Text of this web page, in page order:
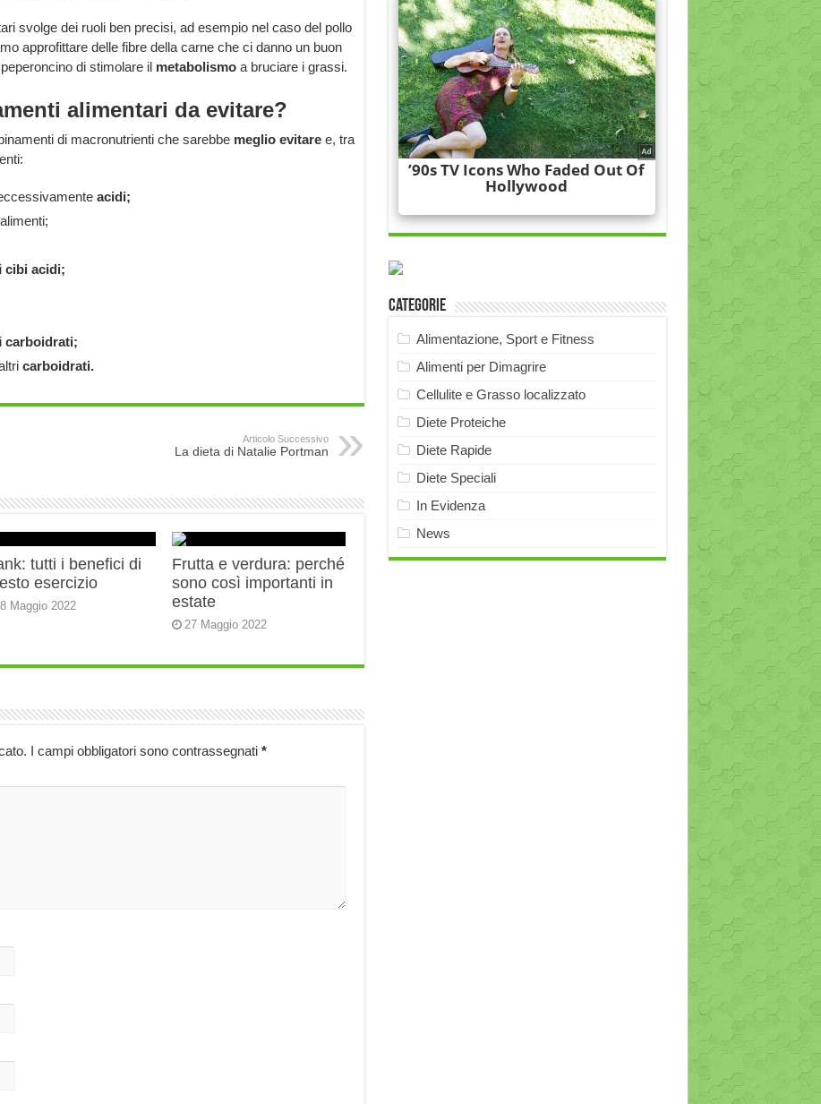
svolge dei ruoli ben precisi, ad esempio nel caso del pollo
approfittare delle fibre della carne che ci danno un buon
di stimolare il metabolismo a bruciare i grassi.
alimentari da evitare?
di macronutrienti che sarebbe meglio evitare e, tra
acidi;
cibi acidi;
carboidrati;
carboidrati.
Articolo Successivo
La dieta di Natalie Portman
tutti i benefici di
esercizio
Maggio 2022
Frutta e verdura: perché
sono così importanti in
estate
27 Maggio 2022
I campi obbligatori sono contrassegnati *
Categorie
Alimentazione, Sport e Fitness
Alimenti per Dimagrire
Cellulite e Grasso localizzato
Diete Proteiche
Diete Rapide
Diete Speciali
In Evidenza
News